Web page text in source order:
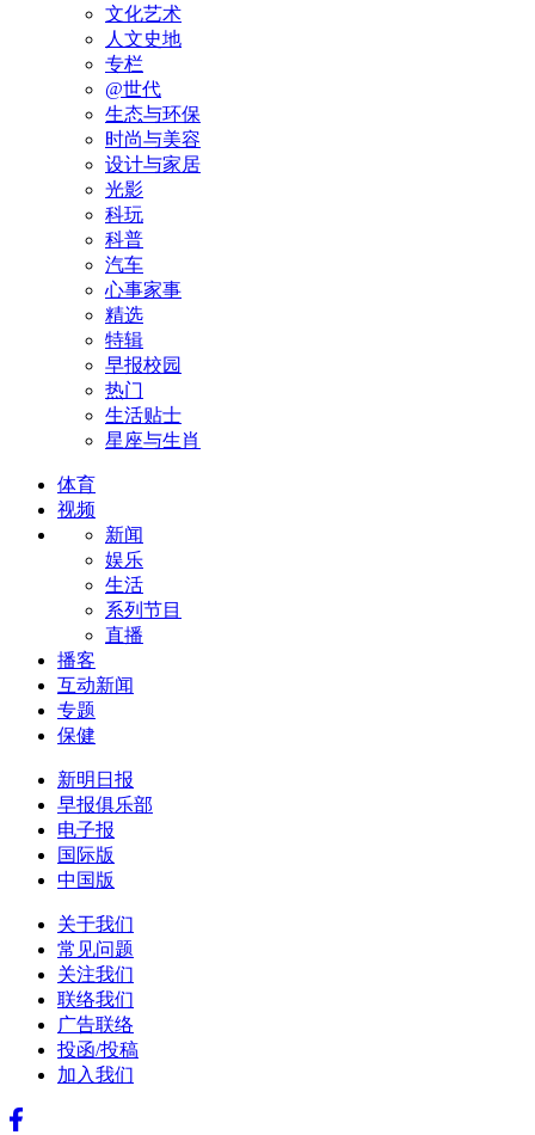
文化艺术
人文史地
专栏
@世代
生态与环保
时尚与美容
设计与家居
光影
科玩
科普
汽车
心事家事
精选
特辑
早报校园
热门
生活贴士
星座与生肖
体育
视频
新闻
娱乐
生活
系列节目
直播
播客
互动新闻
专题
保健
新明日报
早报俱乐部
电子报
国际版
中国版
关于我们
常见问题
关注我们
联络我们
广告联络
投函/投稿
加入我们